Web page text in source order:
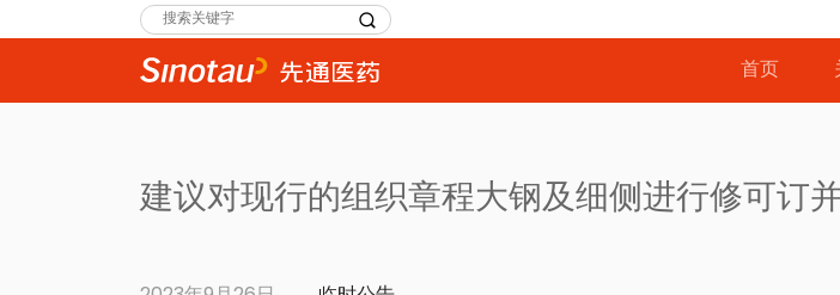
Search
首页
建议对现行的组织章程大钢及细侧进行修可订